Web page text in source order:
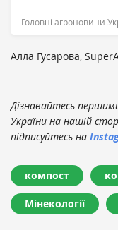
Головні агроновини
Алла Гусарова,
Дізнавайтесь
України на нашій
підписуйтесь на
компост
Мінекології